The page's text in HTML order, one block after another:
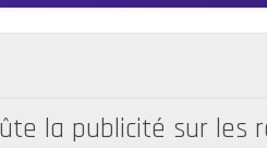
la publicité sur les